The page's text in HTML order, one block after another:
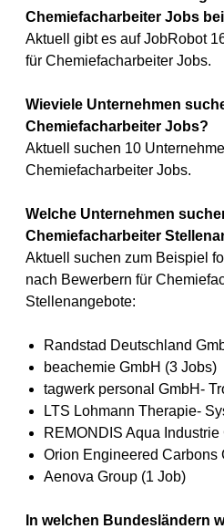
Chemiefacharbeiter Jobs
Aktuell gibt es auf JobRobot
für Chemiefacharbeiter Jobs.
Wieviele Unternehmen
Chemiefacharbeiter Jobs?
Aktuell suchen 10
Chemiefacharbeiter Jobs.
Welche Unternehmen
Chemiefacharbeiter
Aktuell suchen zum Beispiel
nach Bewerbern für
Stellenangebote:
Randstad Deutschland
beachemie GmbH (3 Jobs)
tagwerk personal GmbH-
LTS Lohmann Therapie-
REMONDIS Aqua
Orion Engineered Carbons
Aenova Group (1 Job)
In welchen Bundesländern